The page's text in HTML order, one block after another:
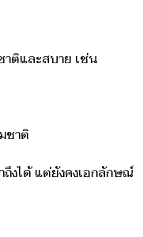
ติและสบาย เช่น
ชาติ
งได้ แต่ยังคงเอกลักษณ์